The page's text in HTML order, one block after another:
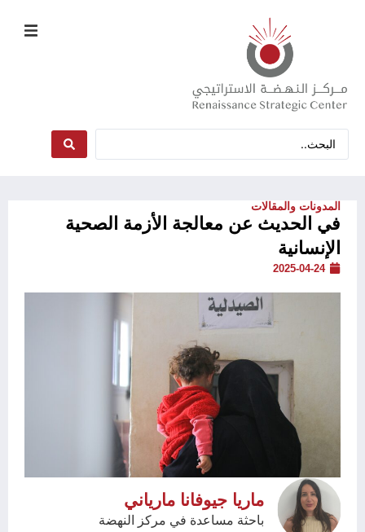
المدونات والمقالات
في الحديث عن معالجة الأزمة الصحية
الإنسانية
2025-04-24
ماريا جيوفانا مارياني
باحثة مساعدة في مركز النهضة